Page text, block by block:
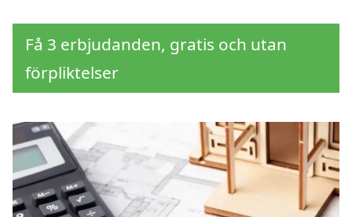
Få 3 erbjudanden, gratis och utan
förpliktelser